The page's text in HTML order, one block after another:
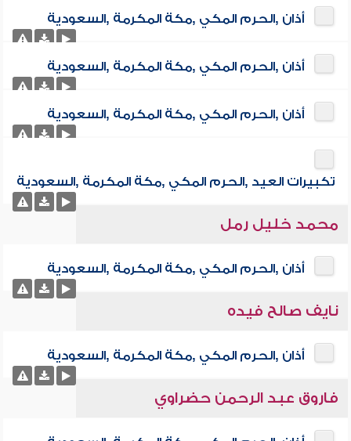
أذان ,الحرم المكي ,مكة المكرمة ,السعودية
أذان ,الحرم المكي ,مكة المكرمة ,السعودية
أذان ,الحرم المكي ,مكة المكرمة ,السعودية
تكبيرات العيد ,الحرم المكي ,مكة المكرمة ,السعودية
محمد خليل رمل
أذان ,الحرم المكي ,مكة المكرمة ,السعودية
نايف صالح فيده
أذان ,الحرم المكي ,مكة المكرمة ,السعودية
فاروق عبد الرحمن حضراوي